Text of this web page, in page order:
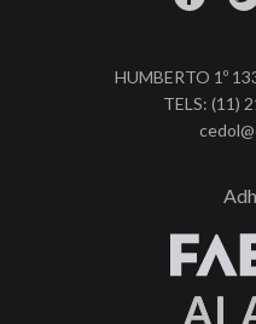
HUMBERTO 1º
TELS: (11)